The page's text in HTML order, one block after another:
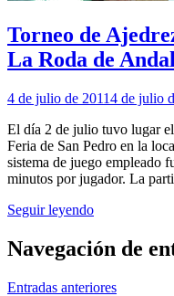
Torneo de
La Roda de
4 de julio de 20114 de julio
El día 2 de julio tuvo lugar
Feria de San Pedro en la
sistema de juego empleado
minutos por jugador. La
Seguir leyendo
Navegación de
Entradas anteriores